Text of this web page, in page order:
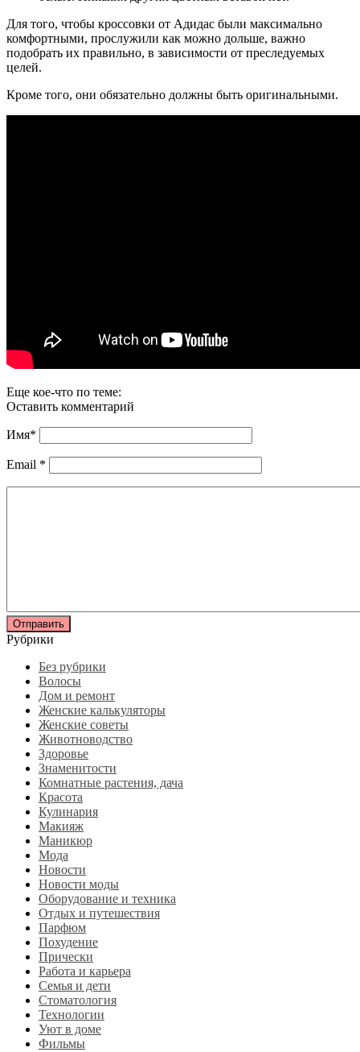
Для того, чтобы кроссовки от Адидас были максимально
комфортными, прослужили как можно дольше, важно
подобрать их правильно, в зависимости от преследуемых
целей.
Кроме того, они обязательно должны быть оригинальными.
Еще кое-что по теме:
Оставить комментарий
Имя*
Email *
Рубрики
Без рубрики
Волосы
Дом и ремонт
Женские калькуляторы
Женские советы
Животноводство
Здоровье
Знаменитости
Комнатные растения, дача
Красота
Кулинария
Макияж
Маникюр
Мода
Новости
Новости моды
Оборудование и техника
Отдых и путешествия
Парфюм
Похудение
Прически
Работа и карьера
Семья и дети
Стоматология
Технологии
Уют в доме
Фильмы